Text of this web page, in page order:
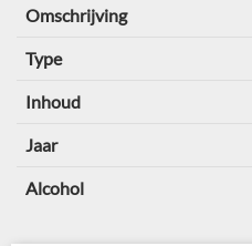
Omschrijving
Type
Inhoud
Jaar
Alcohol